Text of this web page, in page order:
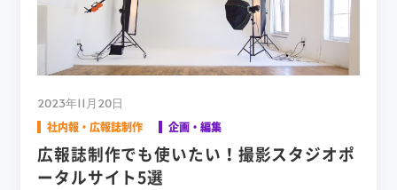
2023年11月20日
社内報・広報誌制作 企画・編集
広報誌制作でも使いたい！撮影スタジオポ
ータルサイト5選